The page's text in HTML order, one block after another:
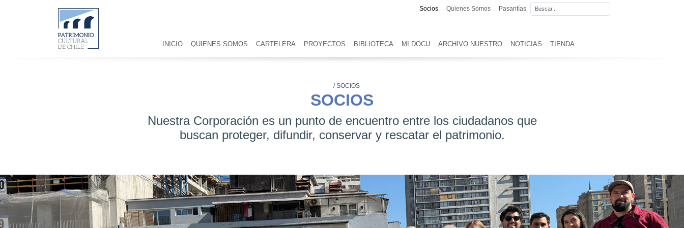
Socios Quienes Somos Pasantías
INICIO QUIENES SOMOS CARTELERA PROYECTOS BIBLIOTECA MI DOCU ARCHIVO NUESTRO NOTICIAS TIENDA
/SOCIOS
SOCIOS
Nuestra Corporación es un punto de encuentro entre los ciudadanos que
buscan proteger, difundir, conservar y rescatar el patrimonio.